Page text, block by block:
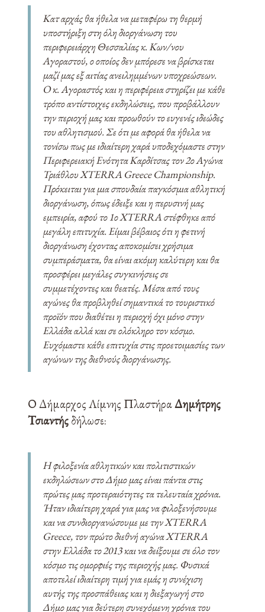
Κατ αρχάς θα ήθελα να μεταφέρω τη θερμή
υποστήριξη στη όλη διοργάνωση του
περιφερειάρχη Θεσσαλίας κ. Κων/νου
Αγοραστού, ο οποίος δεν μπόρεσε να βρίσκεται
μαζί μας εξ αιτίας ανειλημμένων υποχρεώσεων.
Ο κ. Αγοραστός και η περιφέρεια στηρίζει με κάθε
τρόπο αντίστοιχες εκδηλώσεις, που προβάλλουν
την περιοχή μας και προωθούν το ευγενές ιδεώδες
του αθλητισμού. Σε ότι με αφορά θα ήθελα να
τονίσω πως με ιδιαίτερη χαρά υποδεχόμαστε στην
Περιφερειακή Ενότητα Καρδίτσας τον 2ο Αγώνα
Τριάθλου XTERRA Greece Championship.
Πρόκειται για μια σπουδαία παγκόσμια αθλητική
διοργάνωση, όπως έδειξε και η περυσινή μας
εμπειρία, αφού το 1ο XTERRA στέφθηκε από
μεγάλη επιτυχία. Είμαι βέβαιος ότι η φετινή
διοργάνωση έχοντας αποκομίσει χρήσιμα
συμπεράσματα, θα είναι ακόμη καλύτερη και θα
προσφέρει μεγάλες συγκινήσεις σε
συμμετέχοντες και θεατές. Μέσα από τους
αγώνες θα προβληθεί σημαντικά το τουριστικό
προϊόν που διαθέτει η περιοχή όχι μόνο στην
Ελλάδα αλλά και σε ολόκληρο τον κόσμο.
Ευχόμαστε κάθε επιτυχία στις προετοιμασίες των
αγώνων της διεθνούς διοργάνωσης.
Ο Δήμαρχος Λίμνης ΠλαστήραΔημήτρης
Τσιαντήςδήλωσε:
Η φιλοξενία αθλητικών και πολιτιστικών
εκδηλώσεων στο Δήμο μας είναι πάντα στις
πρώτες μας προτεραιότητες τα τελευταία χρόνια.
Ήταν ιδιαίτερη χαρά για μας να φιλοξενήσουμε
και να συνδιοργανώσουμε με την XTERRA
Greece, τον πρώτο διεθνή αγώνα XTERRA
στην Ελλάδα το 2013 και να δείξουμε σε όλο τον
κόσμο τις ομορφιές της περιοχής μας. Φυσικά
αποτελεί ιδιαίτερη τιμή για εμάς η συνέχιση
αυτής της προσπάθειας και η διεξαγωγή στο
Δήμο μας για δεύτερη συνεχόμενη χρόνια του